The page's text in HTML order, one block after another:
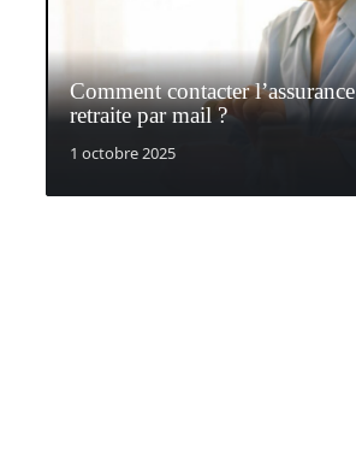
Comment contacter l’assurance
retraite par mail ?
1 octobre 2025